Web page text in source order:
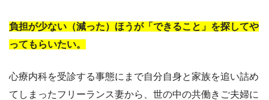
負担が少ない（減った）ほうが「できること」を探してや
ってもらいたい。
心療内科を受診する事態にまで自分自身と家族を追い詰め
てしまったフリーランス妻から、世の中の共働きご夫婦に